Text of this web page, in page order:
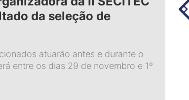
da seleção de
atuarão antes e durante o
entre os dias 29 de novembro e 1º